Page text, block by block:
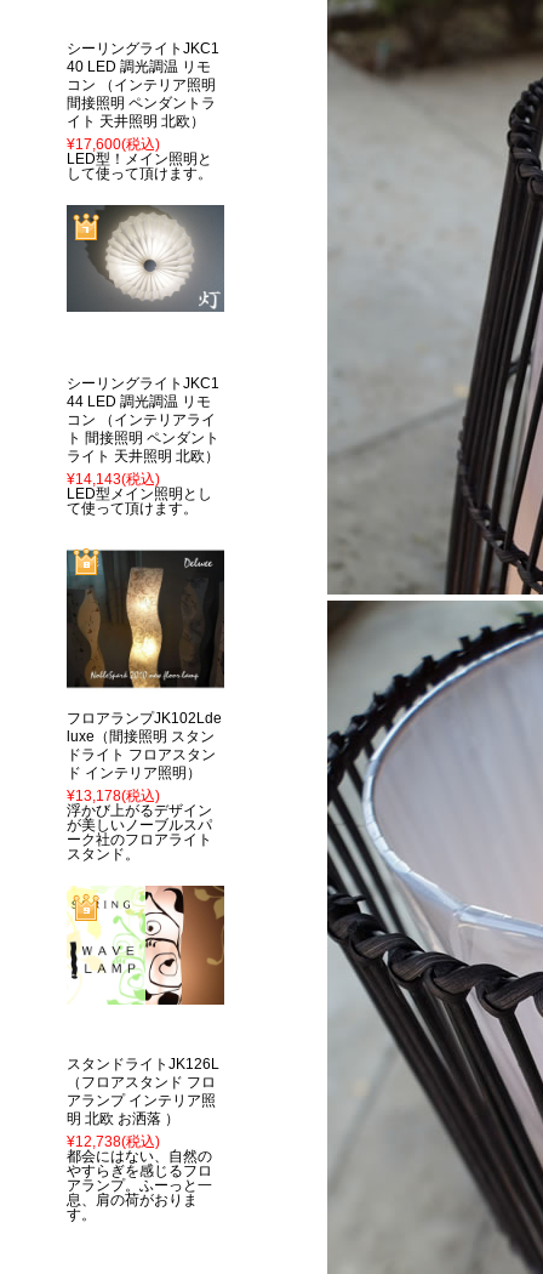
シーリングライトJKC1
40 LED 調光調温 リモ
コン （インテリア照明
間接照明 ペンダントラ
イト 天井照明 北欧）
¥17,600(税込)
LED型！メイン照明と
して使って頂けます。
シーリングライトJKC1
44 LED 調光調温 リモ
コン （インテリアライ
ト 間接照明 ペンダント
ライト 天井照明 北欧）
¥14,143(税込)
LED型メイン照明とし
て使って頂けます。
フロアランプJK102Lde
luxe（間接照明 スタン
ドライト フロアスタン
ド インテリア照明）
¥13,178(税込)
浮かび上がるデザイン
が美しいノーブルスパ
ーク社のフロアライト
スタンド。
スタンドライトJK126L
（フロアスタンド フロ
アランプ インテリア照
明 北欧 お洒落 ）
¥12,738(税込)
都会にはない、自然の
やすらぎを感じるフロ
アランプ。ふーっと一
息、肩の荷がおりま
す。